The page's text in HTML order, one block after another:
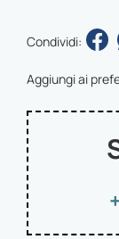
Condividi:
Aggiungi ai